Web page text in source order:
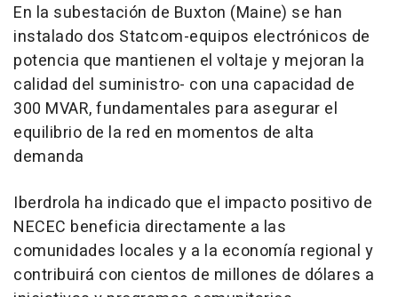
En la subestación de Buxton (Maine) se han
instalado dos Statcom-equipos electrónicos de
potencia que mantienen el voltaje y mejoran la
calidad del suministro- con una capacidad de
300 MVAR, fundamentales para asegurar el
equilibrio de la red en momentos de alta
demanda
Iberdrola ha indicado que el impacto positivo de
NECEC beneficia directamente a las
comunidades locales y a la economía regional y
contribuirá con cientos de millones de dólares a